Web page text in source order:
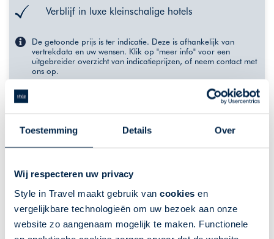
Toestemming Details Over
Wij respecteren uw privacy
Style in Travel maakt gebruik van cookies en
vergelijkbare technologieën om uw bezoek aan onze
website zo aangenaam mogelijk te maken. Functionele
Verblijf in luxe kleinschalige hotels
De getoonde prijs is ter indicatie. Deze is afhankelijk van
vertrekdata en uw wensen. Klik op "meer info" voor een
uitgebreider overzicht van indicatieprijzen, of neem contact met
ons op.